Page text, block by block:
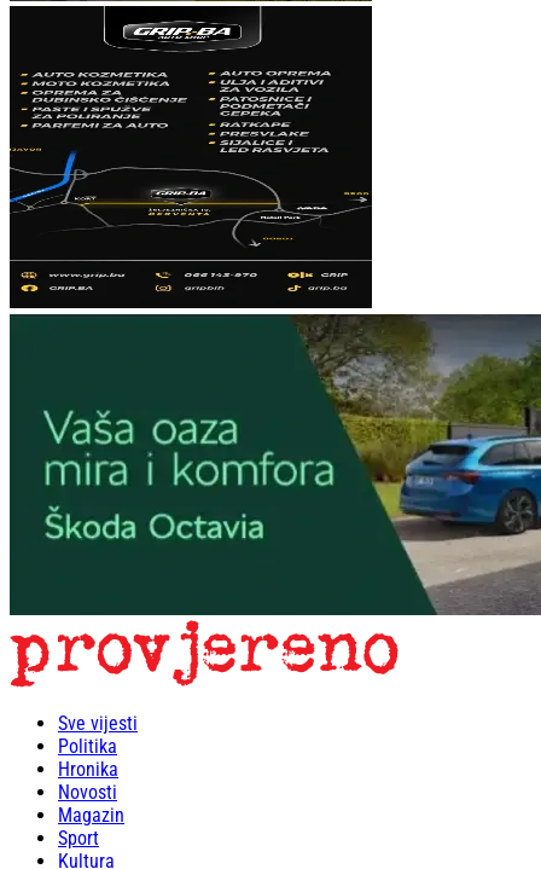
Sve vijesti
Politika
Hronika
Novosti
Magazin
Sport
Kultura